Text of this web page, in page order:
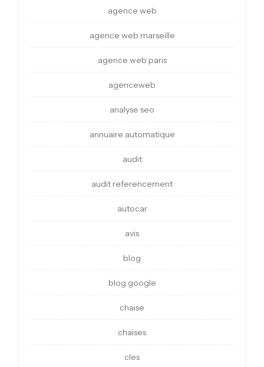
agence web
agence web marseille
agence web paris
agenceweb
analyse seo
annuaire automatique
audit
audit referencement
autocar
avis
blog
blog google
chaise
chaises
cles